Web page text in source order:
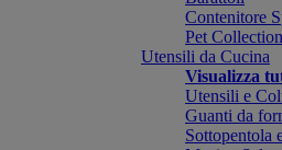
Contenitore
Pet Collection
Utensili da Cucina
Visualizza
Utensili e
Guanti da
Sottopentola